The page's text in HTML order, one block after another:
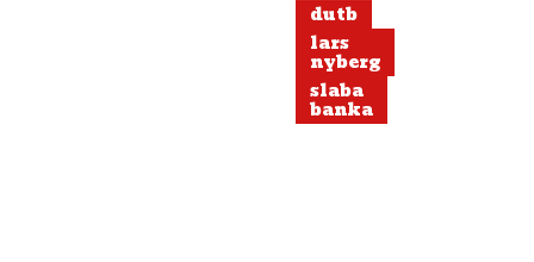
dutb
lars
nyberg
slaba
banka